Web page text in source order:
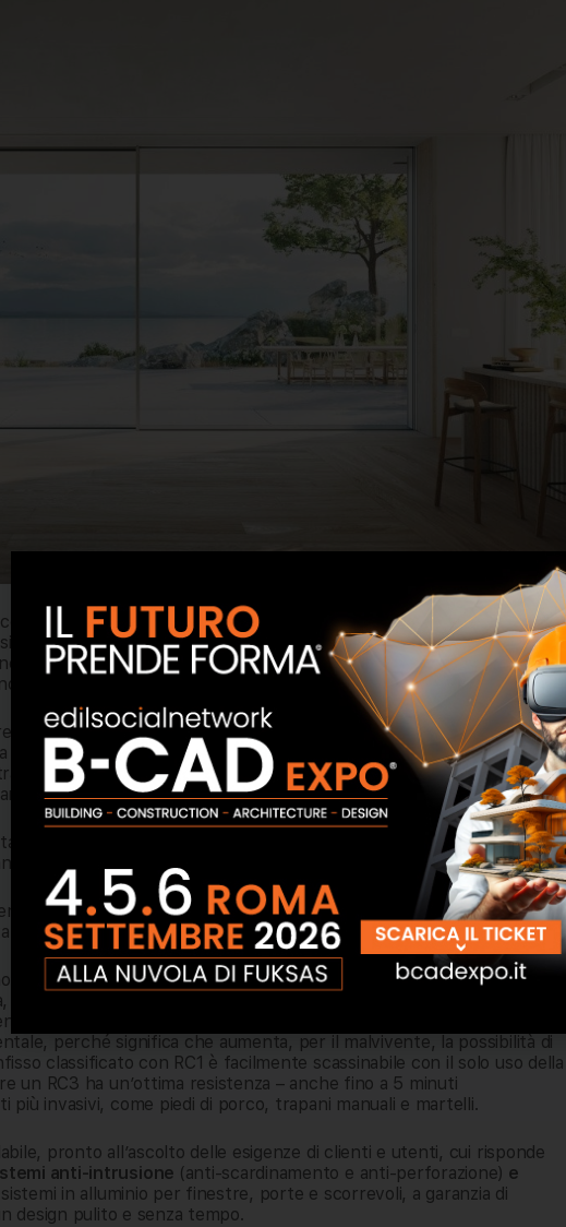
fondamentale della qualità della vita, che aumenta la
in ambito residenziale – a casa si desidera sentirsi al riparo da furti o
si vuole proteggere la propria abitazione – sia in edifici come scuole,
sicuri gli spazi è dunque diventata prioritaria nella progettazione
fare la differenza. Se da una parte garantiscono la corretta aerazione
rientrano tra i punti di effrazione più comuni: ai malintenzionati
le chiusure e introdursi rapidamente.
di adeguati sistemi di sicurezza i possibili punti di accesso: scegliere
elevata si rivela fondamentale
l’appartenenza a una Resistance Class (da qui l’acronimo RC), una
dalla Comunità Europea (normativa UNI EN 1627:2011).
in conto il tempo che impiegherebbe un malintenzionato a
diversi strumenti (ad esempio cacciavite, piede di porco,
che oppone il serramento, più sono i minuti impiegati dal ladro ad
perché significa che aumenta, per il malvivente, la possibilità di
classificato con RC1 è facilmente scassinabile con il solo uso della
un RC3 ha un’ottima resistenza – anche fino a 5 minuti
invasivi, come piedi di porco, trapani manuali e martelli.
pronto all’ascolto delle esigenze di clienti e utenti, cui risponde
anti-intrusione (anti-scardinamento e anti-perforazione) e
in alluminio per finestre, porte e scorrevoli, a garanzia di
design pulito e senza tempo.